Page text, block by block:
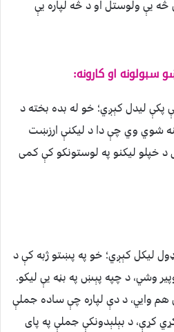
یې ولوستل او د څه لپاره یې
سبولونه او کارونه:
لیدل کېږي؛ خو له بده بخته د
شوي وي چې دا د لیکنې ارزښت
د خپلو لیکنو په لوستونکو کې کمی
لیکل کېږي؛ خو په پښتو ژبه کې د
وشي، د چپه پېښ په بڼه یې لیکو.
وايي، د دې لپاره چې ساده جملې
کړې، د بېلېدونکې جملې په پای